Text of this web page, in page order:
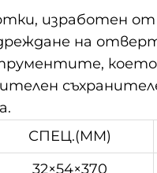
изработен от
на
което
СПЕЦ.(MM)
32×54×370